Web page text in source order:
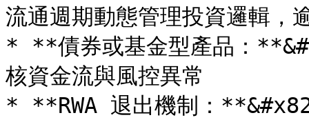
流通週期動態管理投資邏輯，
* **債券或基金型產品：
核資金流與風控異常
* **RWA 退出機制：